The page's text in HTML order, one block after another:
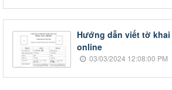
Hướng dẫn viết tờ
online
03/03/2024 12:08:00 PM